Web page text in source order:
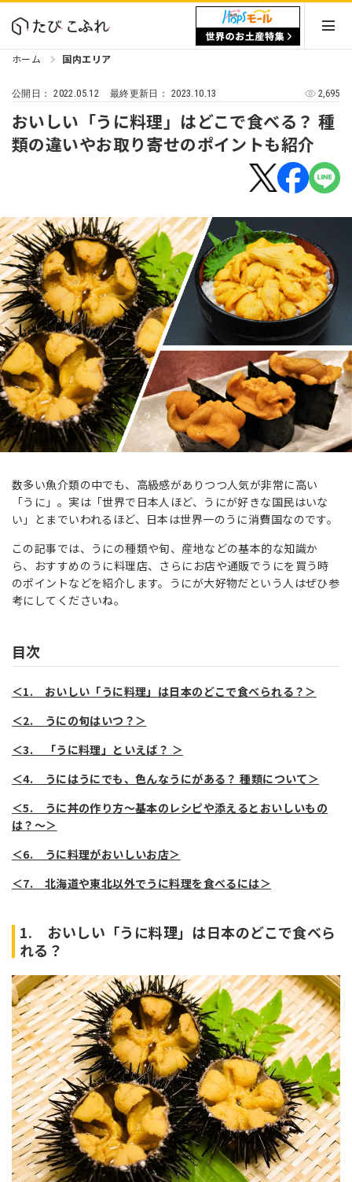
ホーム 国内エリア
公開日：2022.05.12 最終更新日： 2023.10.13 2,695
おいしい「うに料理」はどこで食べる？ 種
類の違いやお取り寄せのポイントも紹介
数多い魚介類の中でも、高級感がありつつ人気が非常に高い
「うに」。実は「世界で日本人ほど、うにが好きな国民はいな
い」とまでいわれるほど、日本は世界一のうに消費国なのです。
この記事では、うにの種類や旬、産地などの基本的な知識か
ら、おすすめのうに料理店、さらにお店や通販でうにを買う時
のポイントなどを紹介します。うにが大好物だという人はぜひ参
考にしてくださいね。
目次
＜1. おいしい「うに料理」は日本のどこで食べられる？＞
＜2. うにの旬はいつ？＞
＜3. 「うに料理」といえば？ ＞
＜4. うにはうにでも、色んなうにがある？ 種類について＞
＜5. うに丼の作り方～基本のレシピや添えるとおいしいもの
は？～＞
＜6. うに料理がおいしいお店＞
＜7. 北海道や東北以外でうに料理を食べるには＞
1. おいしい「うに料理」は日本のどこで食べら
れる？